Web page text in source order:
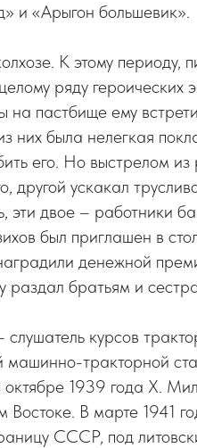
и «Арыгон большевик».
К этому периоду,
ряду героических
пастбище ему
них была нелегкая
его. Но выстрелом из
другой ускакал
эти двое – работники
был приглашен в
денежной
раздал братьям и
курсов
машинно-тракторной
1939 года Х.
В марте 1941
СССР, под